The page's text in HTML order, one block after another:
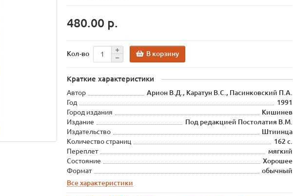
480.00 р.
Кол-во В корзину
Краткие характеристики
Автор
Арион В.Д., Каратун В.С., Пасинковский П.А.
Год
1991
Город издания
Кишинев
Издание
Под редакцией Постолатия В.М.
Издательство
Штиинца
Количество страниц
162 с.
Переплет
мягкий
Состояние
Хорошее
Формат
обычный
Все характеристики